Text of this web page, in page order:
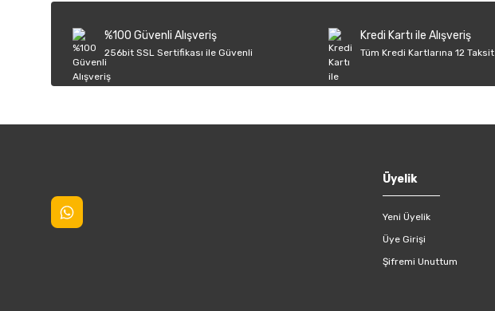
%100 Güvenli Alışveriş
256bit SSL Sertifikası ile Güvenli
Kredi Kartı ile Alışveriş
Tüm Kredi Kartlarına 12 Taksit
Üyelik
Yeni Üyelik
Üye Girişi
Şifremi Unuttum